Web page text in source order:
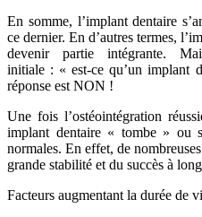
En somme, l’implant dentaire
ce dernier. En d’autres termes,
devenir partie intégrante.
initiale : « est-ce qu’un implant
réponse est NON !
Une fois l’ostéointégration
implant dentaire « tombe » ou
normales. En effet, de
grande stabilité et du succès à
Facteurs augmentant la durée de